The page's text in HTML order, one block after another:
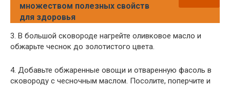
множеством полезных свойств
для здоровья
3. В большой сковороде нагрейте оливковое масло и
обжарьте чеснок до золотистого цвета.
4. Добавьте обжаренные овощи и отваренную фасоль в
сковороду с чесночным маслом. Посолите, поперчите и